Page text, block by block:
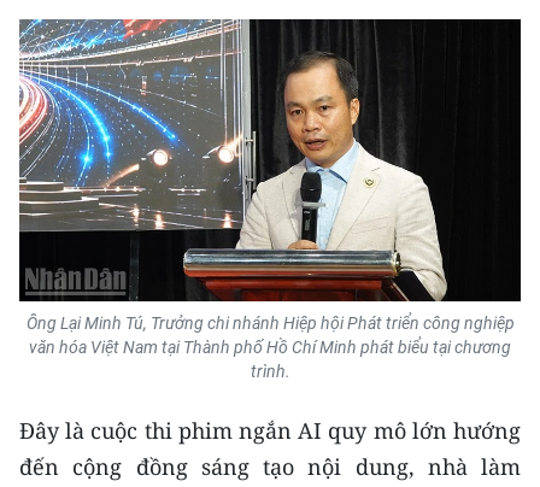
Media Kinh tế
Media Văn hóa
Media Xã hội
Media Pháp luật
Media Thế giới
Media Thể thao
Media Y tế
Ông Lại Minh Tú, Trưởng chi nhánh Hiệp hội Phát triển công nghiệp
văn hóa Việt Nam tại Thành phố Hồ Chí Minh phát biểu tại chương
trình.
Đây là cuộc thi phim ngắn AI quy mô lớn hướng
đến cộng đồng sáng tạo nội dung, nhà làm